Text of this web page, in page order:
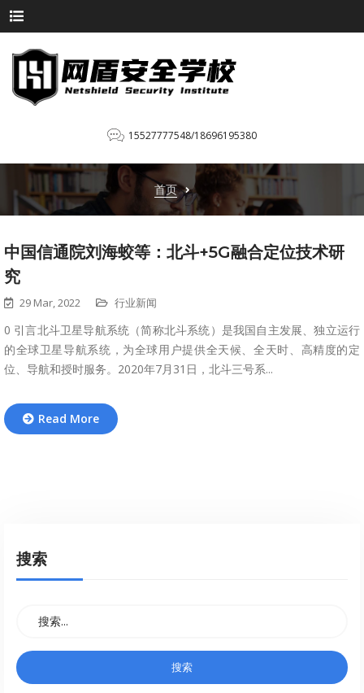
15527777548/18696195380
首页
中国信通院刘海蛟等：北斗+5G融合定位技术研
究
29 Mar, 2022 行业新闻
0 引言北斗卫星导航系统（简称北斗系统）是我国自主发展、独立运行
的全球卫星导航系统，为全球用户提供全天候、全天时、高精度的定
位、导航和授时服务。2020年7月31日，北斗三号系...
Read More
搜索